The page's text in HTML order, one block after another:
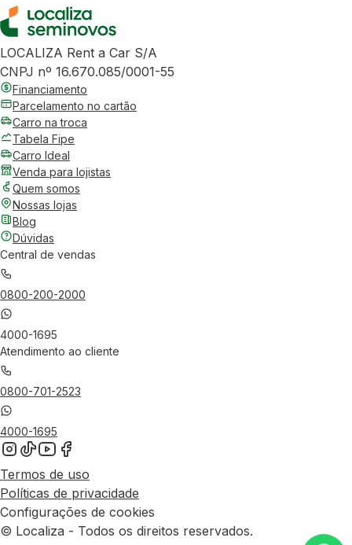
LOCALIZA Rent a Car S/A
CNPJ nº 16.670.085/0001-55
Financiamento
Parcelamento no cartão
Carro na troca
Tabela Fipe
Carro Ideal
Venda para lojistas
Quem somos
Nossas lojas
Blog
Dúvidas
Central de vendas
0800-200-2000
4000-1695
Atendimento ao cliente
0800-701-2523
4000-1695
Termos de uso
Políticas de privacidade
Configurações de cookies
© Localiza - Todos os direitos reservados.